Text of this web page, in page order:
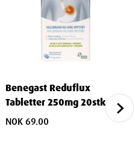
Benegast Reduflux
Tabletter 250mg 20stk
NOK 69.00